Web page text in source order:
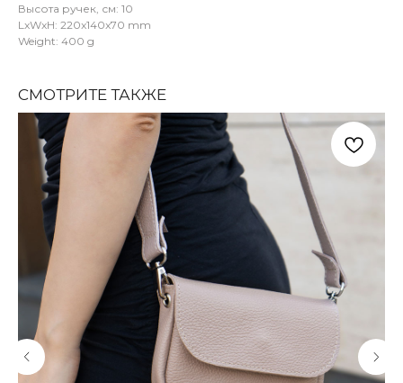
Высота ручек, см: 10
LxWxH: 220x140x70 mm
Weight: 400 g
СМОТРИТЕ ТАКЖЕ